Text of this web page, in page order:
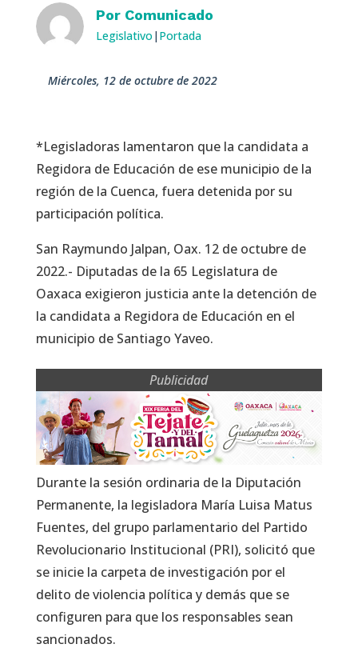
Por Comunicado
Legislativo | Portada
miércoles, 12 de octubre de 2022
*Legisladoras lamentaron que la candidata a
Regidora de Educación de ese municipio de la
región de la Cuenca, fuera detenida por su
participación política.
San Raymundo Jalpan, Oax. 12 de octubre de
2022.- Diputadas de la 65 Legislatura de
Oaxaca exigieron justicia ante la detención de
la candidata a Regidora de Educación en el
municipio de Santiago Yaveo.
Publicidad
Durante la sesión ordinaria de la Diputación
Permanente, la legisladora María Luisa Matus
Fuentes, del grupo parlamentario del Partido
Revolucionario Institucional (PRI), solicitó que
se inicie la carpeta de investigación por el
delito de violencia política y demás que se
configuren para que los responsables sean
sancionados.